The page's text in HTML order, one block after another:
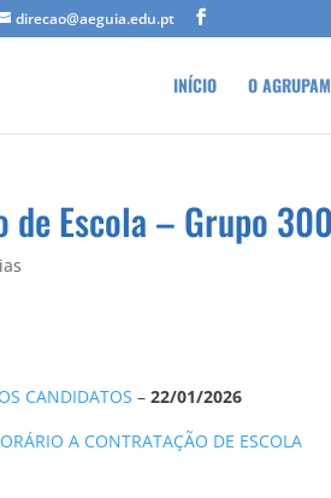
direcao@aeguia.edu.pt
INÍCIO O
de Escola – Grupo
CANDIDATOS –22/01/2026
A CONTRATAÇÃO DE ESCOLA